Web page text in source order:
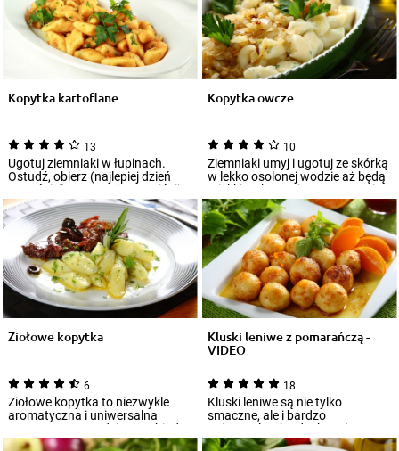
Kopytka kartoflane
13
Ugotuj ziemniaki w łupinach.
Ostudź, obierz (najlepiej dzień
wcześniej), następnie przeciśnij
prz...
Kopytka owcze
10
Ziemniaki umyj i ugotuj ze skórką
w lekko osolonej wodzie aż będą
miękkie, ok 30 minut. Następnie...
Ziołowe kopytka
6
Ziołowe kopytka to niezwykle
aromatyczna i uniwersalna
propozycja na codzienny obiad.
Świetnie sp...
Kluski leniwe z pomarańczą -
VIDEO
18
Kluski leniwe są nie tylko
smaczne, ale i bardzo
uniwersalne, bo doskonale
komponują się zarówno...